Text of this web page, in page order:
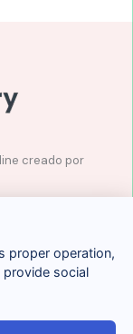
creado por
proper operation,
social